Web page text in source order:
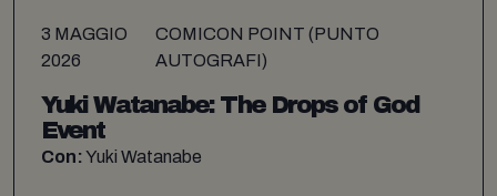
3 MAGGIO
2026
COMICON POINT (PUNTO
AUTOGRAFI)
Yuki Watanabe: The Drops of God
Event
Con:Yuki Watanabe